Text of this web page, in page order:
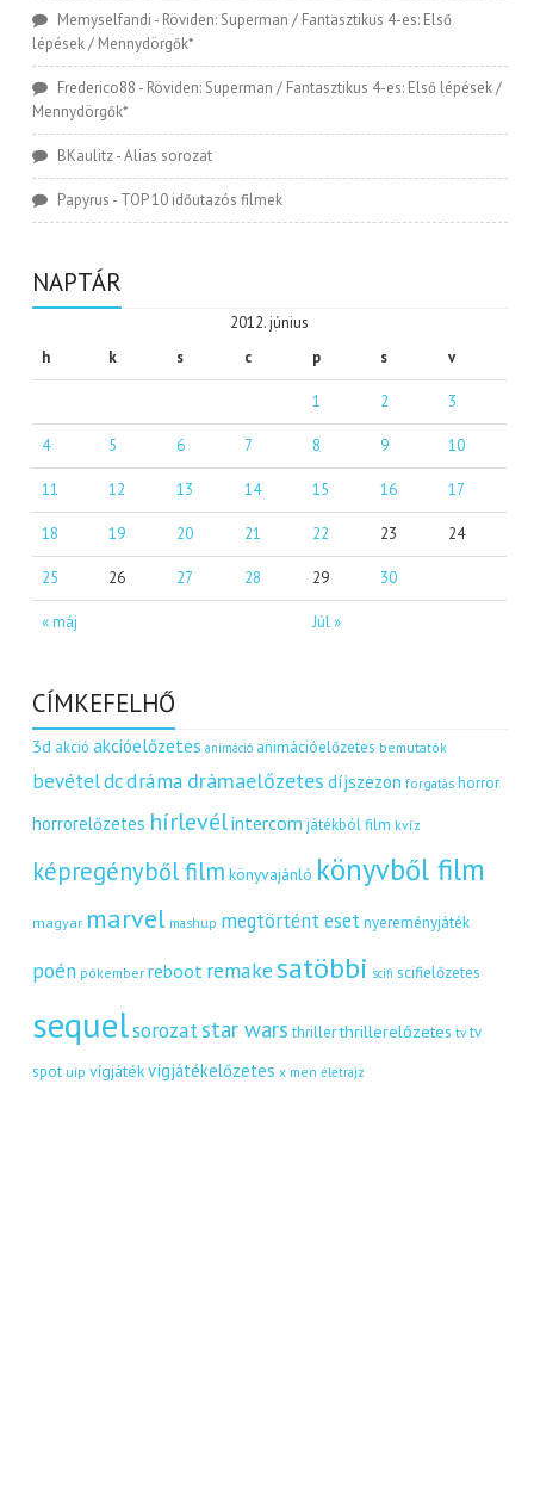
Memyselfandi - Röviden: Superman / Fantasztikus 4-es: Első
lépések / Mennydörgők*
Frederico88 - Röviden: Superman / Fantasztikus 4-es: Első lépések /
Mennydörgők*
BKaulitz-Alias sorozat
Papyrus - TOP 10 időutazós filmek
NAPTÁR
2012. június
h
k s c p s v
« máj Júl »
1 2 3
4 5 6 7 8 9 10
11 12 13 14 15 16 17
18 19 20 21 22 23 24
25 26 27 28 29 30
CÍMKEFELHŐ
3d akció akcióelőzetes animáció animációelőzetes bemutatók
bevételdcdráma drámaelőzetes díjszezon forgatás horror
horrorelőzetes hírlevélintercom játékból film kvíz
képregényből film könyvajánló könyvből film
magyar marvel mashup megtörtént eset nyereményjáték
poén pókember reboot remakesatöbbi scifi scifielőzetes
sequelsorozatstar wars thriller thrillerelőzetes tv tv
spot uip vígjátékvígjátékelőzetes x men életrajz